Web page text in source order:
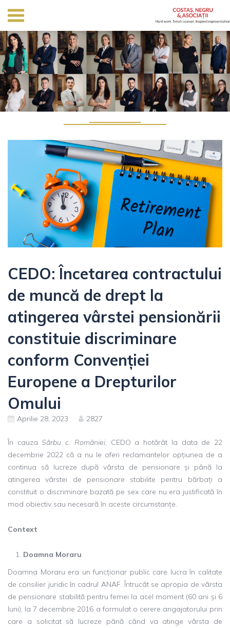
CEDO: Încetarea contractului
de muncă de drept la
atingerea vârstei pensionării
constituie discriminare
conform Convenției
Europene a Drepturilor
Omului
Aprilie 28, 2023 2827
În cauzaSârbu c. României, CEDO a hotărât la data de 22
decembrie 2022 că a nu le oferi reclamantelor opțiunea de a
continua să lucreze după vârsta de pensionare și până la
atingerea vârstei de pensionare stabilite pentru bărbați a
constituit o discriminare bazată pe sex care nu era justificată în
mod obiectiv sau necesară în aceste circumstanțe.
Context
Doamna Moraru
Doamna Moraru era un funcționar public care lucra în calitate
de consilier juridic în cadrul ANAF. Întrucât se apropia de vârsta
de pensionare stabilită pentru femei la acel moment (60 ani și 6
luni), la 7 decembrie 2016 a formulat o cerere angajatorului prin
care a solicitat să lucreze până când va atinge vârsta de